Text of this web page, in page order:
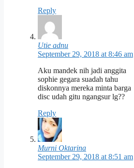
Reply
Utie adnu
September 29, 2018 at 8:46 am
Aku mandek nih jadi anggita
sophie gegara suadah tahu
diskonnya mereka minta barga
disc udah gitu ngangsur lg??
Reply
Murni Oktarina
September 29, 2018 at 8:51 am